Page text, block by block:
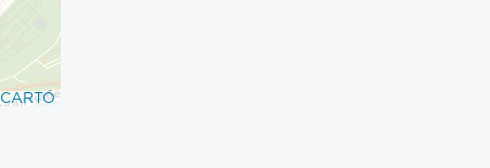
CARTO